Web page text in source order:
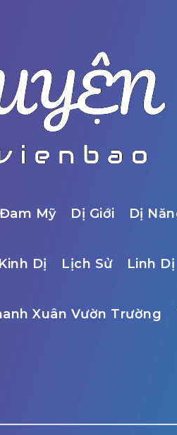
Đam Mỹ Dị Giới Dị
Kinh Dị Lịch Sử Linh Dị
Xuân Vườn Trường